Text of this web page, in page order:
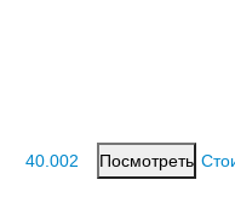
40.002 Посмотреть